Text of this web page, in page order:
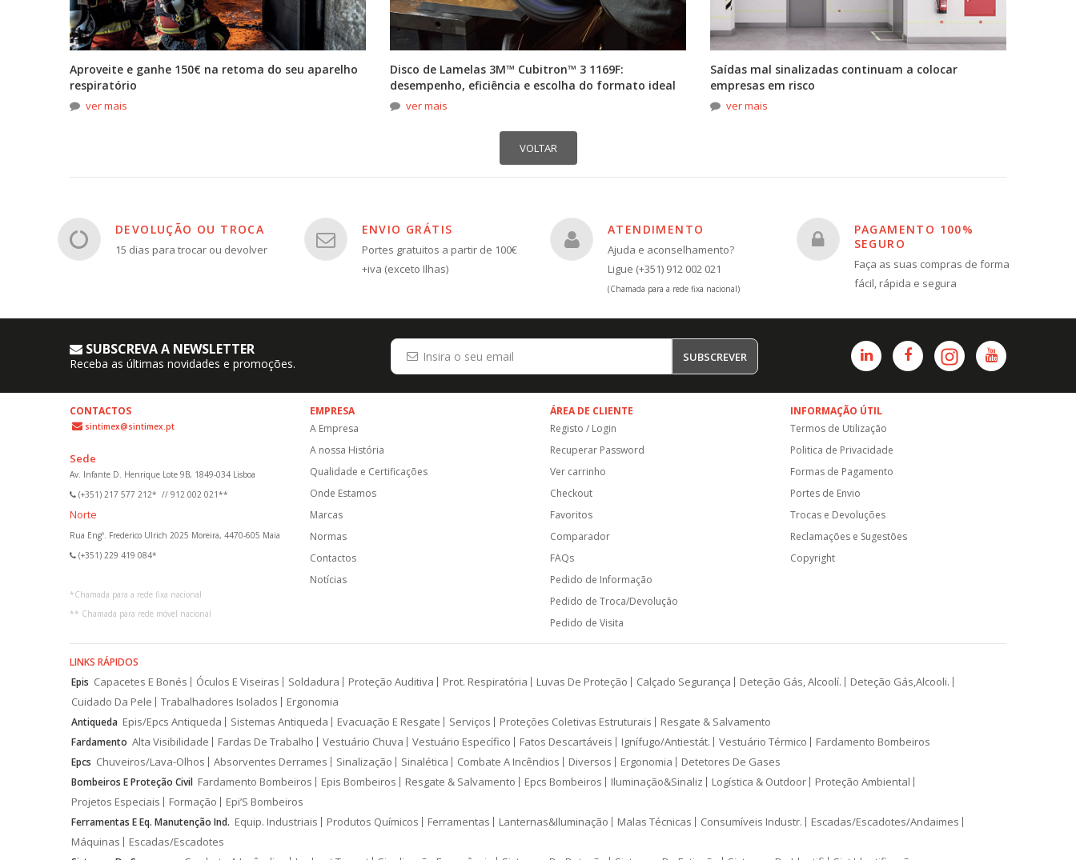
Aproveite e ganhe 150€ na retoma do seu aparelho
respiratório
ver mais
Disco de Lamelas 3M™ Cubitron™ 3 1169F:
desempenho, eficiência e escolha do formato ideal
ver mais
Saídas mal sinalizadas continuam a colocar
empresas em risco
ver mais
DEVOLUÇÃO OU TROCA
15 dias para trocar ou devolver
ENVIO GRÁTIS
Portes gratuitos a partir de 100€
+iva (exceto Ilhas)
ATENDIMENTO
Ajuda e aconselhamento?
Ligue (+351) 912 002 021
(Chamada para a rede fixa nacional)
PAGAMENTO 100%
SEGURO
Faça as suas compras de forma
fácil, rápida e segura
SUBSCREVA A NEWSLETTER
Receba as últimas novidades e promoções. SUBSCREVER
CONTACTOS
sintimex@sintimex.pt
Sede
Av. Infante D. Henrique Lote 9B, 1849-034 Lisboa
(+351) 217 577 212* // 912 002 021**
Norte
Rua Engº. Frederico Ulrich 2025 Moreira, 4470-605 Maia
(+351) 229 419 084*
*Chamada para a rede fixa nacional
** Chamada para rede móvel nacional
EMPRESA
A Empresa
A nossa História
Qualidade e Certificações
Onde Estamos
Marcas
Normas
Contactos
Notícias
ÁREA DE CLIENTE
Registo / Login
Recuperar Password
Ver carrinho
Checkout
Favoritos
Comparador
FAQs
Pedido de Informação
Pedido de Troca/Devolução
Pedido de Visita
INFORMAÇÃO ÚTIL
Termos de Utilização
Politica de Privacidade
Formas de Pagamento
Portes de Envio
Trocas e Devoluções
Reclamações e Sugestões
Copyright
LINKS RÁPIDOS
Epis Capacetes E Bonés Óculos E Viseiras Soldadura Proteção Auditiva Prot. Respiratória Luvas De Proteção Calçado Segurança Deteção Gás, Alcoolí.
Deteção Gás,Alcooli.
Cuidado Da Pele
Trabalhadores Isolados Ergonomia
Antiqueda Epis/Epcs Antiqueda Sistemas Antiqueda Evacuação E Resgate Serviços Proteções Coletivas Estruturais Resgate & Salvamento
Fardamento Alta Visibilidade Fardas De Trabalho Vestuário Chuva Vestuário Específico Fatos Descartáveis Ignífugo/Antiestát. Vestuário Térmico Fardamento Bombeiros
Epcs Chuveiros/Lava-Olhos Absorventes Derrames Sinalização Sinalética Combate A Incêndios Diversos Ergonomia Detetores De Gases
Bombeiros E Proteção Civil Fardamento Bombeiros Epis Bombeiros Resgate & Salvamento Epcs Bombeiros Iluminação&Sinaliz Logística & Outdoor
Proteção Ambiental
Projetos Especiais
Formação Epi’S Bombeiros
Ferramentas E Eq. Manutenção Ind. Equip. Industriais Produtos Químicos Ferramentas Lanternas&Iluminação Malas Técnicas Consumíveis Industr.
Escadas/Escadotes/Andaimes
Máquinas
Escadas/Escadotes